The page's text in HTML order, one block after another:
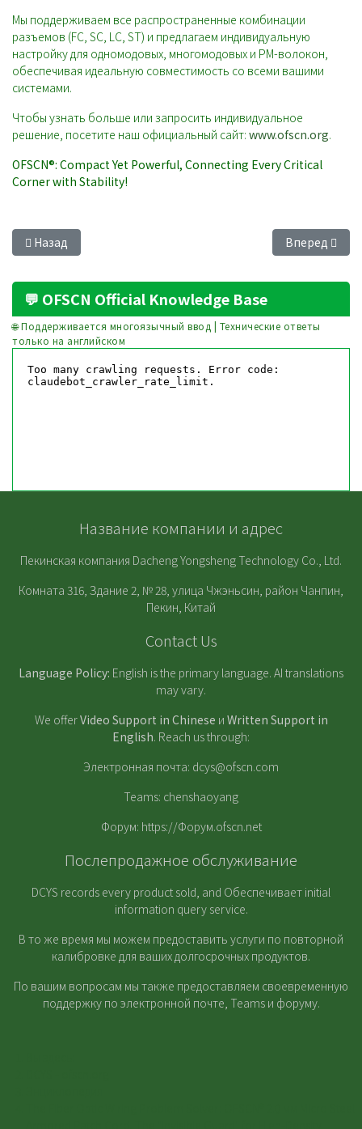
Мы поддерживаем все распространенные комбинации
разъемов (FC, SC, LC, ST) и предлагаем индивидуальную
настройку для одномодовых, многомодовых и PM-волокон,
обеспечивая идеальную совместимость со всеми вашими
системами.
Чтобы узнать больше или запросить индивидуальное
решение, посетите наш официальный сайт: www.ofscn.org.
OFSCN®: Compact Yet Powerful, Connecting Every Critical
Corner with Stability!
Предыдущий: Breaking the Limit: How the OFSCN® 120℃
Назад Следующий:
Вперед
💬 OFSCN Official Knowledge Base
🌐 Поддерживается многоязычный ввод | Технические ответы
только на английском
Название компании и адрес
Пекинская компания Dacheng Yongsheng Technology Co., Ltd.
Комната 316, Здание 2, № 28, улица Чжэньсин, район Чанпин,
Пекин, Китай
Contact Us
Language Policy: English is the primary language. AI translations
may vary.
We offerVideo Support in Chinese и Written Support in
English. Reach us through:
Электронная почта: dcys@ofscn.com
Teams: chenshaoyang
Форум: https://Форум.ofscn.net
Послепродажное обслуживание
DCYS records every product sold, and Обеспечивает initial
information query service.
В то же время мы можем предоставить услуги по повторной
калибровке для ваших долгосрочных продуктов.
По вашим вопросам мы также предоставляем своевременную
поддержку по электронной почте, Teams и форуму.